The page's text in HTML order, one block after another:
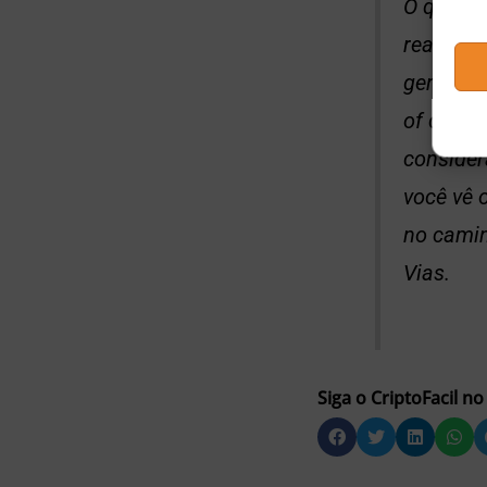
O que
gente
of
você vê
no
Vias.
Siga o CriptoFacil no